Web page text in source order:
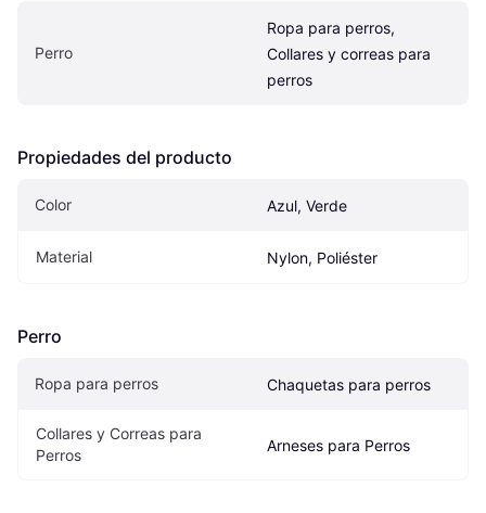
Perro
Ropa para perros,
Collares y correas para
perros
Propiedades del producto
Color Azul, Verde
Material Nylon, Poliéster
Perro
Ropa para perros Chaquetas para perros
Collares y Correas para
Perros
Arneses para Perros